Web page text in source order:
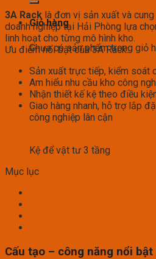
Giỏ hàng
Chưa có sản phẩm trong giỏ
3A Rack là đơn vị sản xuất và
doanh nghiệp tại Hải Phòng lựa
linh hoạt cho từng mô hình kho.
Ưu điểm nổi bật của 3A Rack:
Sản xuất trực tiếp, kiểm soát
Am hiểu nhu cầu kho công
Nhận thiết kế kệ theo điều
Giao hàng nhanh, hỗ trợ lắp
công nghiệp lân cận
Kệ để vật tư 3 tầng
Mục lục
Cấu tạo – công năng nổi bật